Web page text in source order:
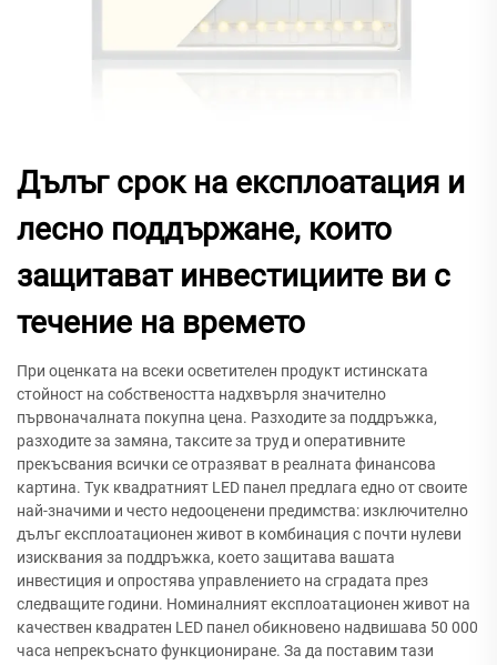
Дълъг срок на експлоатация и
лесно поддържане, които
защитават инвестициите ви с
течение на времето
При оценката на всеки осветителен продукт истинската
стойност на собствеността надхвърля значително
първоначалната покупна цена. Разходите за поддръжка,
разходите за замяна, таксите за труд и оперативните
прекъсвания всички се отразяват в реалната финансова
картина. Тук квадратният LED панел предлага едно от своите
най-значими и често недооценени предимства: изключително
дълъг експлоатационен живот в комбинация с почти нулеви
изисквания за поддръжка, което защитава вашата
инвестиция и опростява управлението на сградата през
следващите години. Номиналният експлоатационен живот на
качествен квадратен LED панел обикновено надвишава 50 000
часа непрекъснато функциониране. За да поставим тази